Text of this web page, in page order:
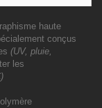
haute
conçus
(UV, pluie,
les